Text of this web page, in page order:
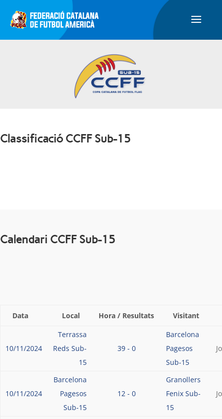
Classificació CCFF Sub-15
Calendari CCFF Sub-15
Data Local Hora / Resultats Visitant
10/11/2024
Terrassa
Reds Sub-
15
39 - 0
Barcelona
Pagesos
Sub-15
10/11/2024
Barcelona
Pagesos
Sub-15
12 - 0
Granollers
Fenix Sub-
15